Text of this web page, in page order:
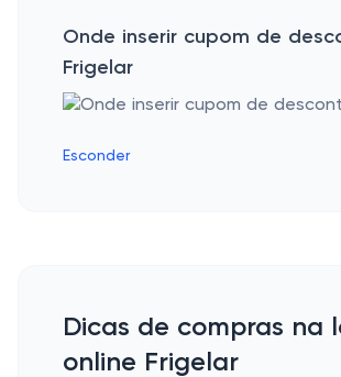
Onde inserir cupom de
Frigelar
Esconder
Dicas de compras na
online Frigelar